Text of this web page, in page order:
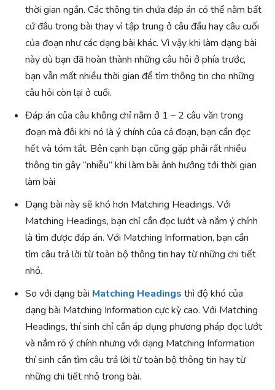
thời gian ngắn. Các thông tin chứa đáp án có thể nằm bất
cứ đâu trong bài thay vì tập trung ở câu đầu hay câu cuối
của đoạn như các dạng bài khác. Vì vậy khi làm dạng bài
này dù bạn đã hoàn thành những câu hỏi ở phía trước,
bạn vẫn mất nhiều thời gian để tìm thông tin cho những
câu hỏi còn lại ở cuối.
Đáp án của câu không chỉ nằm ở 1 – 2 câu văn trong
đoạn mà đôi khi nó là ý chính của cả đoạn, bạn cần đọc
hết và tóm tắt. Bên cạnh bạn cũng gặp phải rất nhiều
thông tin gây “nhiễu” khi làm bài ảnh hưởng tới thời gian
làm bài
Dạng bài này sẽ khó hơn Matching Headings. Với
Matching Headings, bạn chỉ cần đọc lướt và nắm ý chính
là tìm được đáp án. Với Matching Information, bạn cần
tìm câu trả lời từ toàn bộ thông tin hay từ những chi tiết
nhỏ.
So với dạng bài Matching Headings thì độ khó của
dạng bài Matching Information cực kỳ cao. Với Matching
Headings, thí sinh chỉ cần áp dụng phương pháp đọc lướt
và nắm rõ ý chính nhưng với dạng Matching Information
thí sinh cần tìm câu trả lời từ toàn bộ thông tin hay từ
những chi tiết nhỏ trong bài.